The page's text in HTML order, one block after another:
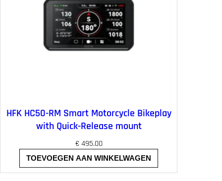
HFK HC50-RM Smart Motorcycle Bikeplay
with Quick-Release mount
€495.00
TOEVOEGEN AAN WINKELWAGEN